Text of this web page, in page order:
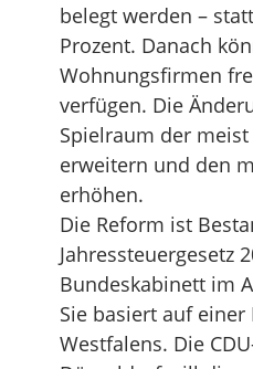
belegt werden –
Prozent. Danach
Wohnungsfirmen
verfügen. Die
Spielraum der
erweitern und den
erhöhen.
Die Reform ist
Jahressteuergesetz
Bundeskabinett im
Sie basiert auf
Westfalens. Die